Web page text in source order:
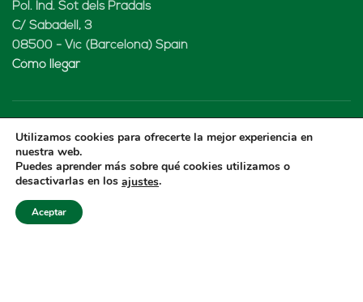
Pol. Ind. Sot dels Pradals
C/ Sabadell, 3
08500 - Vic (Barcelona) Spain
Cómo llegar
LENARD MX, S de RL de CV
Rio Atoyac 30. Parque Industrial Empresarial
Cuautlancingo, 72730 Puebla (México)
Utilizamos cookies para ofrecerte la mejor experiencia en
nuestra web.
Puedes aprender más sobre qué cookies utilizamos o
desactivarlas en los ajustes.
Aceptar